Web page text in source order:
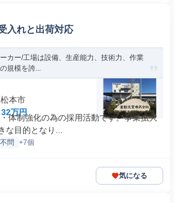
入れと出荷対応
カー/工場は設備、生産能力、技術力、作業
規模を誇...
本市
万円
体制強化の為の採用活動です。事業拡大
な目的となり...
問 +7個
気になる